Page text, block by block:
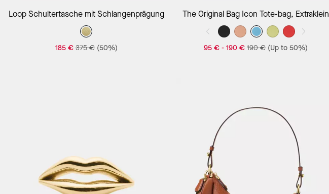
Loop Schultertasche mit Schlangenprägung
185 € 375 € (50%)
The Original Bag Icon Tote-bag, Extraklein
95 € -190 € 190 € (Up to 50%)